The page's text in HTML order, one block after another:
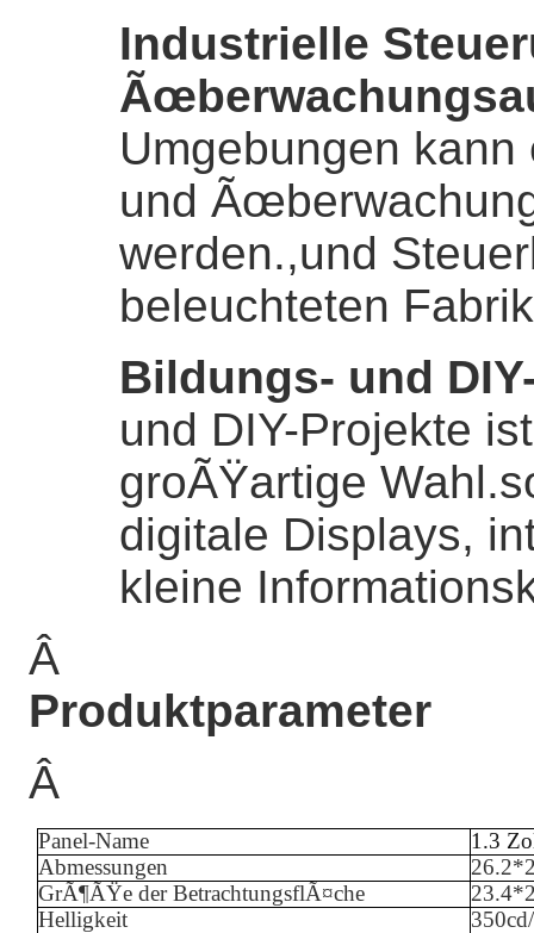
Industrielle
Umgebungen
und
werden.,und
beleuchteten
Bildungs- und
und DIY-Projekte
groÃŸartige
digitale Displays,
kleine
Â
Produktparameter
Â
Panel-Name
1.3
Abmessungen
GrÃ¶ÃŸe der BetrachtungsflÃ¤che
Helligkeit
35